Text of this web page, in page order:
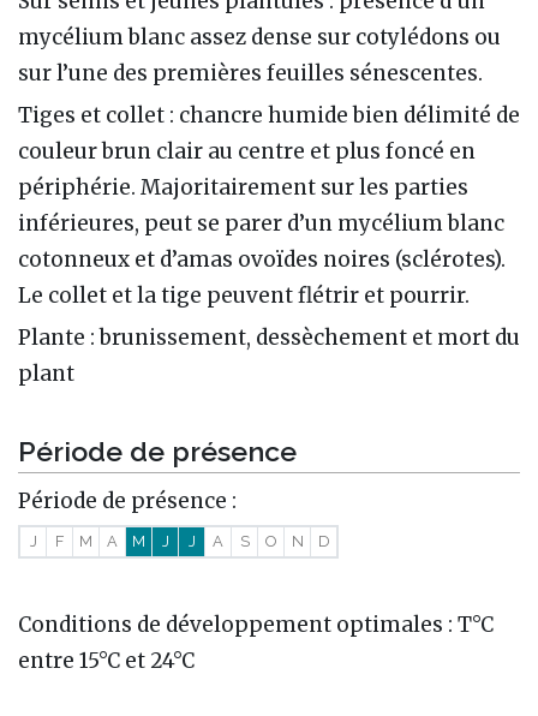
mycélium blanc assez dense sur cotylédons ou
sur l’une des premières feuilles sénescentes.
Tiges et collet : chancre humide bien délimité de
couleur brun clair au centre et plus foncé en
périphérie. Majoritairement sur les parties
inférieures, peut se parer d’un mycélium blanc
cotonneux et d’amas ovoïdes noires (sclérotes).
Le collet et la tige peuvent flétrir et pourrir.
Plante : brunissement, dessèchement et mort du
plant
Période de présence
Période de présence :
J F M A M J J A S O N D
Conditions de développement optimales : T°C
entre 15°C et 24°C